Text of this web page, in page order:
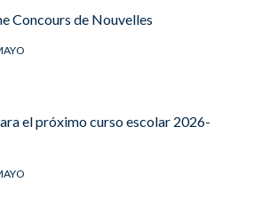
Concours de Nouvelles
el próximo curso escolar 2026-